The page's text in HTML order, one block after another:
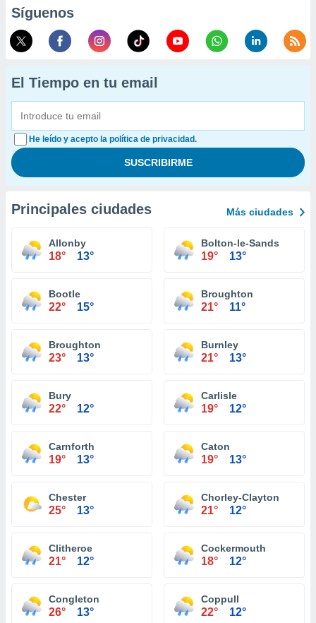
Síguenos
El Tiempo en tu email
He leído y acepto la política de privacidad.
Principales ciudades Más ciudades
Allonby
18° 13°
Bolton-le-Sands
19° 13°
Bootle
22° 15°
Broughton
21° 11°
Broughton
23° 13°
Burnley
21° 13°
Bury
22° 12°
Carlisle
19° 12°
Carnforth
19° 13°
Caton
19° 13°
Chester
25° 13°
Chorley-Clayton
21° 12°
Clitheroe
21° 12°
Cockermouth
18° 12°
Congleton
26° 13°
Coppull
22° 12°